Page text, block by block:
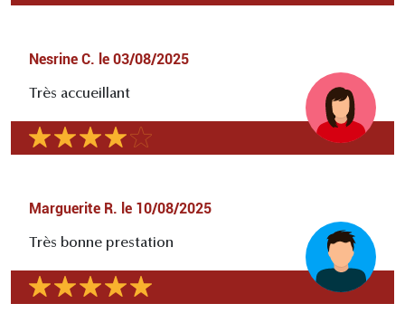
Nesrine C. le 03/08/2025
Très accueillant
Marguerite R. le 10/08/2025
Très bonne prestation